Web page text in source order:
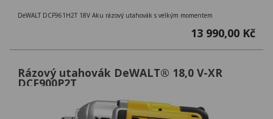
DeWALT DCF961H2T 18V Aku rázový utahovák s velkým momentem
13 990,00 Kč
Rázový utahovák DeWALT® 18,0 V-XR
DCF900P2T